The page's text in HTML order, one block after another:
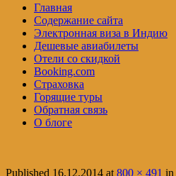
Главная
Содержание сайта
Электронная виза в Индию
Дешевые авиабилеты
Отели со скидкой
Booking.com
Страховка
Горящие туры
Обратная связь
О блоге
Published 16.12.2014 at800 × 491 in